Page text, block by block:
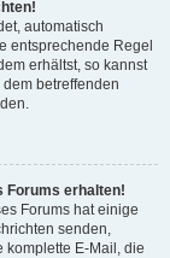
automatisch
entsprechende Regel
erhältst, so kannst
betreffenden
Forums erhalten!
Forums hat einige
senden,
komplette E-Mail, die